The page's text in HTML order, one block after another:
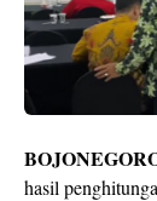
hasil